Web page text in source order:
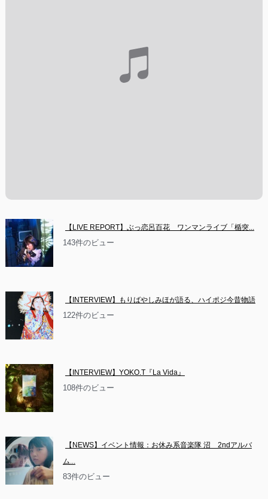
【LIVE REPORT】ぶっ恋呂百花　ワンマンライブ「楯突...
143件のビュー
【INTERVIEW】もりばやしみほが語る、ハイポジ今昔物語
122件のビュー
【INTERVIEW】YOKO.T『La Vida』
108件のビュー
【NEWS】イベント情報：お休み系音楽隊 沼　2ndアルバ
ム...
83件のビュー